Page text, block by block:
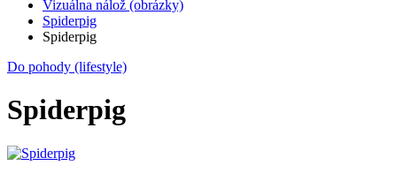
Vizuálna nálož (obrázky)
Spiderpig
Spiderpig
Do pohody (lifestyle)
Spiderpig